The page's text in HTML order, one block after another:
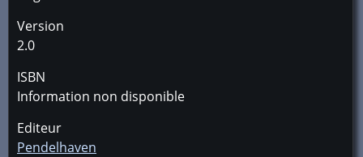
Version
2.0
ISBN
Information non disponible
Editeur
Pendelhaven